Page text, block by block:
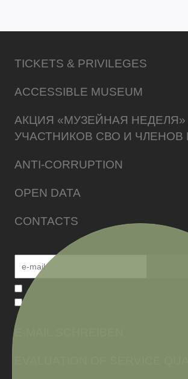
TICKETS & PRIVILEGES
ACCESSIBLE MUSEUM
АКЦИЯ «МУЗЕЙНАЯ НЕДЕЛЯ»
УЧАСТНИКОВ СВО И ЧЛЕНОВ
ANTI-CORRUPTION
OPEN DATA
CONTACTS